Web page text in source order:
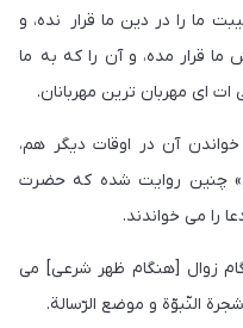
ما را در دين ما قرار نده، و
ما قرار مده، و آن را كه به ما
اى مهربان ترين مهربانان.
آن در اوقات ديگر هم،
چنين روايت شده كه حضرت
را مى خواندند.
زوال [هنگام ظهر شرعى] می
النّبوّة و موضع الرّسالة.